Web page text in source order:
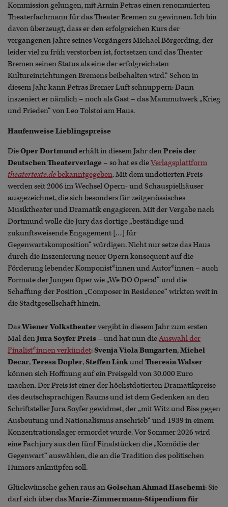
Kommission gelungen, mit Armin Petras einen renommierten
Theaterfachmann für das Theater Bremen zu gewinnen. Ich bin
davon überzeugt, dass er den erfolgreichen Kurs der
vergangenen Jahre seines Vorgängers Michael Börgerding, der
leider viel zu früh verstorben ist, fortsetzen und das Theater
Bremen seinen Status als eine der erfolgreichsten
Kultureinrichtungen Bremens beibehalten wird.“ Schon in
diesem Jahr kann Petras Bremer Luft schnuppern: Dann
inszeniert er nämlich – noch als Gast – das Mammutwerk „Krieg
und Frieden“ von Leo Tolstoi am Haus.
Haufenweise Lieblingspreise
DieOper Dortmunderhält in diesem Jahr denPreis der
Deutschen Theaterverlage – so hat es dieVerlagsplattform
theatertexte.debekanntgegeben. Mit dem undotierten Preis
werden seit 2006 im Wechsel Opern- und Schauspielhäuser
ausgezeichnet, die sich besonders für zeitgenössisches
Musiktheater und Dramatik engagieren. Mit der Vergabe nach
Dortmund wolle die Jury das dortige „beständige und
zukunftsweisende Engagement […] für
Gegenwartskomposition“ würdigen. Nicht nur setze das Haus
durch die Inszenierung neuer Opern konsequent auf die
Förderung lebender Komponist*innen und Autor*innen – auch
Formate der Jungen Oper wie „We DO Opera!“ und die
Schaffung der Position „Composer in Residence“ wirkten weit in
die Stadtgesellschaft hinein.
DasWiener Volkstheatervergibt in diesem Jahr zum ersten
Mal denJura Soyfer Preis – und hat nun dieAuswahl der
Finalist*innen verkündet:Svenja Viola Bungarten,Michel
Decar,Teresa Dopler,Steffen LinkundTheresia Walser
können sich Hoffnung auf ein Preisgeld von 30.000 Euro
machen. Der Preis ist einer der höchstdotierten Dramatikpreise
des deutschsprachigen Raums und ist dem Gedenken an den
Schriftsteller Jura Soyfer gewidmet, der „mit Witz und Biss gegen
Ausbeutung und Nationalismus anschrieb“ und 1939 in einem
Konzentrationslager ermordet wurde. Vor Sommer 2026 wird
eine Fachjury aus den fünf Finalstücken die „Komödie der
Gegenwart“ auswählen, die an die Tradition des politischen
Humors anknüpfen soll.
Glückwünsche gehen raus anGolschan Ahmad Haschemi: Sie
darf sich über dasMarie-Zimmermann-Stipendium für